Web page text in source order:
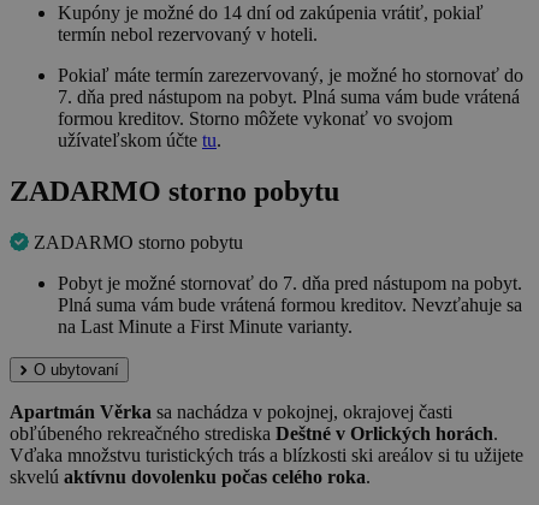
Kupóny je možné do 14 dní od zakúpenia vrátiť, pokiaľ
termín nebol rezervovaný v hoteli.
Pokiaľ máte termín zarezervovaný, je možné ho stornovať do
7. dňa pred nástupom na pobyt. Plná suma vám bude vrátená
formou kreditov. Storno môžete vykonať vo svojom
užívateľskom účte tu.
ZADARMO storno pobytu
ZADARMO storno pobytu
Pobyt je možné stornovať do 7. dňa pred nástupom na pobyt.
Plná suma vám bude vrátená formou kreditov. Nevzťahuje sa
na Last Minute a First Minute varianty.
O ubytovaní
Apartmán Věrka sa nachádza v pokojnej, okrajovej časti
obľúbeného rekreačného strediska Deštné v Orlických horách.
Vďaka množstvu turistických trás a blízkosti ski areálov si tu užijete
skvelú aktívnu dovolenku počas celého roka.